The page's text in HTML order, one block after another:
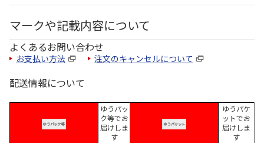
マークや記載内容について
よくあるお問い合わせ
お支払い方法 注文のキャンセルについて
配送情報について
ゆうパッ
ク等でお
届けしま
す
ゆうパケ
ットでお
届けしま
す